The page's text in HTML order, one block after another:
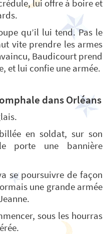
lui offre à boire et
qu’il lui tend. Pas le
vite prendre les armes
Baudicourt prend
et lui confie une armée.
dans Orléans
en soldat, sur son
porte une bannière
se poursuivre de façon
une grande armée
sous les hourras